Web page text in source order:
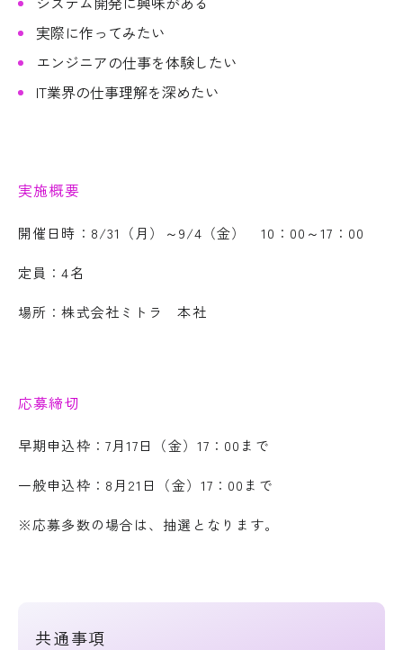
実際に作ってみたい
エンジニアの仕事を体験したい
IT業界の仕事理解を深めたい
実施概要
開催日時：8/31（月）～9/4（金） 10：00～17：00
定員：4名
場所：株式会社ミトラ 本社
応募締切
早期申込枠：7月17日（金）17：00まで
一般申込枠：8月21日（金）17：00まで
※応募多数の場合は、抽選となります。
共通事項